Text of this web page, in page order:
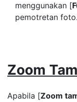
menggunakan [
pemotretan foto.
Zoom
Apabila [Zoom